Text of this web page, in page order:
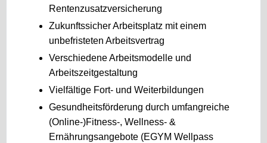
Rentenzusatzversicherung
Zukunftssicher Arbeitsplatz mit einem
unbefristeten Arbeitsvertrag
Verschiedene Arbeitsmodelle und
Arbeitszeitgestaltung
Vielfältige Fort- und Weiterbildungen
Gesundheitsförderung durch umfangreiche
(Online-)Fitness-, Wellness- &
Ernährungsangebote (EGYM Wellpass